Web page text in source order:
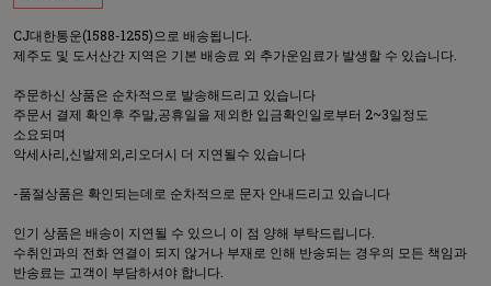
CJ대한통운(1588-1255)으로 배송됩니다.
제주도 및 도서산간 지역은 기본 배송료 외 추가운임료가 발생할 수 있습니다.
주문하신 상품은 순차적으로 발송해드리고 있습니다
주문서 결제 확인후 주말,공휴일을 제외한 입금확인일로부터 2~3일정도
소요되며
악세사리,신발제외,리오더시 더 지연될수 있습니다
-품절상품은 확인되는데로 순차적으로 문자 안내드리고 있습니다
인기 상품은 배송이 지연될 수 있으니 이 점 양해 부탁드립니다.
수취인과의 전화 연결이 되지 않거나 부재로 인해 반송되는 경우의 모든 책임과
반송료는 고객이 부담하셔야 합니다.